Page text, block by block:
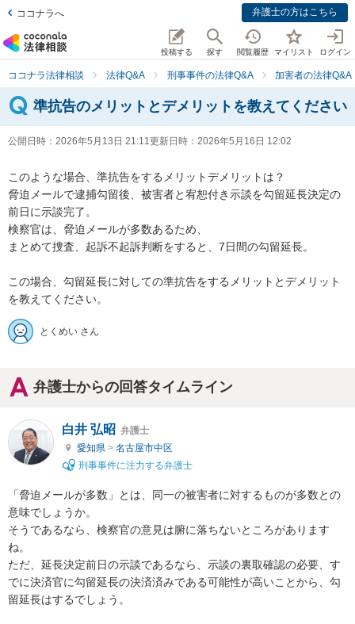
ココナラへ 弁護士の方はこちら
投稿する 探す 閲覧履歴 マイリスト ログイン
ココナラ法律相談 法律Q&A 刑事事件の法律Q&A 加害者の法律Q&A
準抗告のメリットとデメリットを教えてください
公開日時： 2026年5月13日 21:11更新日時： 2026年5月16日 12:02
このような場合、準抗告をするメリットデメリットは？
脅迫メールで逮捕勾留後、被害者と宥恕付き示談を勾留延長決定の
前日に示談完了。
検察官は、脅迫メールが多数あるため、
まとめて捜査、起訴不起訴判断をすると、7日間の勾留延長。
この場合、勾留延長に対しての準抗告をするメリットとデメリット
を教えてください。
とくめい さん
弁護士からの回答タイムライン
白井 弘昭 弁護士
愛知県 > 名古屋市中区
刑事事件に注力する弁護士
「脅迫メールが多数」とは、同一の被害者に対するものが多数との
意味でしょうか。
そうであるなら、検察官の意見は腑に落ちないところがあります
ね。
ただ、延長決定前日の示談であるなら、示談の裏取確認の必要、す
でに決済官に勾留延長の決済済みである可能性が高いことから、勾
留延長はするでしょう。